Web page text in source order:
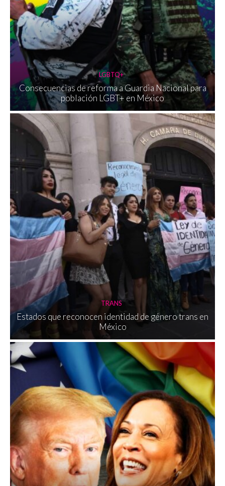
LGBTQ+
Consecuencias de reforma a Guardia Nacional para
población LGBT+ en México
TRANS
Estados que reconocen identidad de género trans en
México